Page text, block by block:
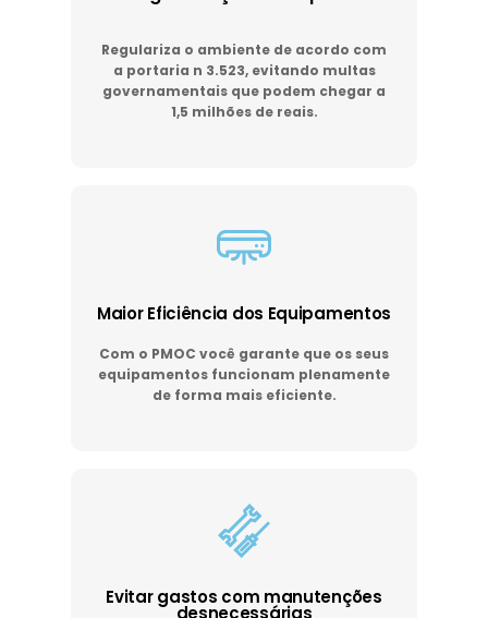
Regulariza o ambiente de acordo com
a portaria n 3.523, evitando multas
governamentais que podem chegar a
1,5 milhões de reais.
Maior Eficiência dos Equipamentos
Com o PMOC você garante que os seus
equipamentos funcionam plenamente
de forma mais eficiente.
Evitar gastos com manutenções
desnecessárias